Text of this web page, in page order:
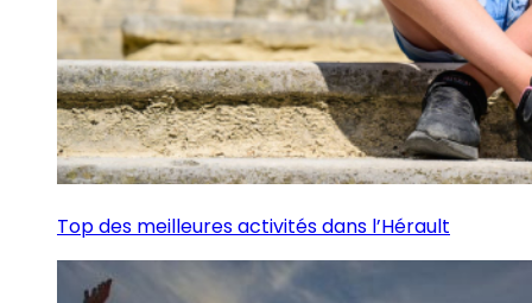
Top des meilleures activités dans l’Hérault